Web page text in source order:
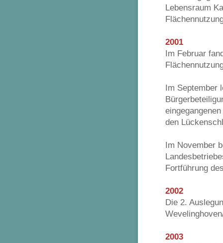
Lebensraum
2001
Im Februar
Im September
den
Im November
Fortführung
2002
Die 2.
2003